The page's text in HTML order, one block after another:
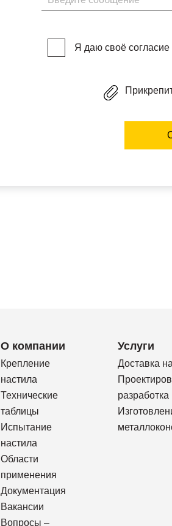
Я даю своё
О компании
Крепление
настила
Технические
таблицы
Испытание
настила
Области
применения
Документация
Вакансии
Вопросы –
Услуги
Доставка